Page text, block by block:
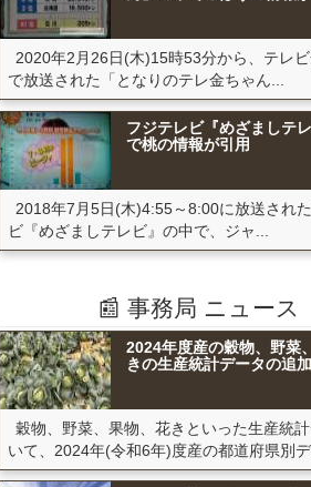
2020年2月26日(木)15時53分から、テレ
で放送された「となりのテレ金ちゃん...
フジテレビ『めざましテ
で桃の情報が引用
2018年7月5日(木)4:55～8:00に放送され
ビ『めざましテレビ』の中で、ジャ...
📰 事務局 ニュース
2024年度産の穀物、野菜
きの生産統計データの追加
穀物、野菜、果物、花きといった生産統
いて、2024年(令和6年)度産の都道府県別デ